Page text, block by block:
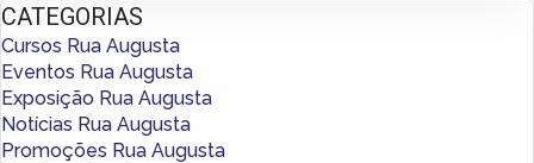
CATEGORIAS
Cursos Rua Augusta
Eventos Rua Augusta
Exposição Rua Augusta
Notícias Rua Augusta
Promoções Rua Augusta